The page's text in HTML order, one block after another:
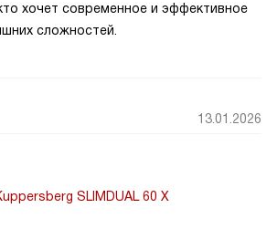
хочет современное и эффективное
сложностей.
13.01.2026
SLIMDUAL 60 X